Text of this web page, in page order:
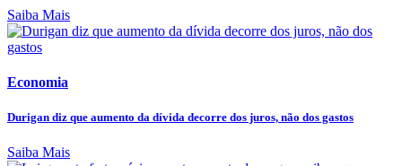
Saiba Mais
Economia
Durigan diz que aumento da dívida decorre dos juros, não dos gastos
Saiba Mais